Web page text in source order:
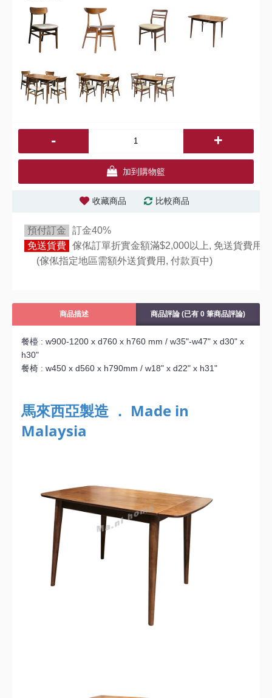
- +
加到購物籃
收藏商品 比較商品
預付訂金
訂金40%
免送貨費 傢俬訂單折實金額滿$2,000以上, 免送貨費用,
(傢俬指定地區需額外送貨費用, 付款頁中)
商品描述 商品評論 (已有 0 筆商品評論)
餐檯 : w900-1200 x d760 x h760 mm / w35"-w47" x d30" x
h30"
餐椅 : w450 x d560 x h790mm / w18" x d22" x h31"
馬來西亞製造 ． Made in
Malaysia